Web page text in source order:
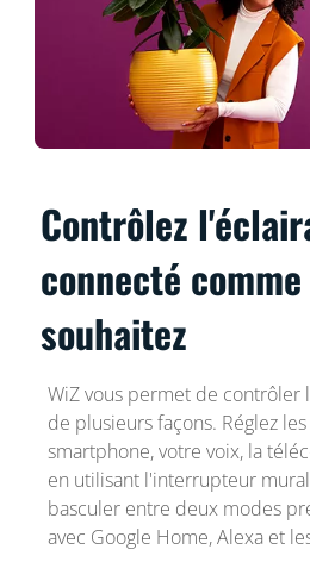
Contrôlez
connecté
souhaitez
WiZ vous permet de contrôler
de plusieurs façons. Réglez
smartphone, votre voix, la
en utilisant l'interrupteur
basculer entre deux modes
avec Google Home, Alexa et